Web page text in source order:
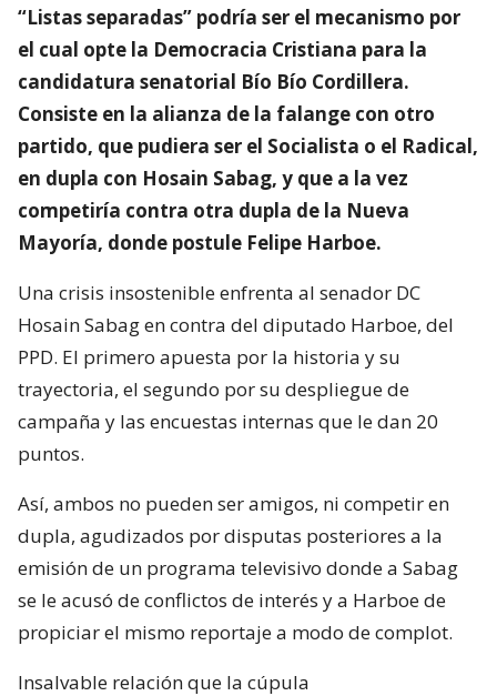
“Listas separadas” podría ser el mecanismo por
el cual opte la Democracia Cristiana para la
candidatura senatorial Bío Bío Cordillera.
Consiste en la alianza de la falange con otro
partido, que pudiera ser el Socialista o el Radical,
en dupla con Hosain Sabag, y que a la vez
competiría contra otra dupla de la Nueva
Mayoría, donde postule Felipe Harboe.
Una crisis insostenible enfrenta al senador DC
Hosain Sabag en contra del diputado Harboe, del
PPD. El primero apuesta por la historia y su
trayectoria, el segundo por su despliegue de
campaña y las encuestas internas que le dan 20
puntos.
Así, ambos no pueden ser amigos, ni competir en
dupla, agudizados por disputas posteriores a la
emisión de un programa televisivo donde a Sabag
se le acusó de conflictos de interés y a Harboe de
propiciar el mismo reportaje a modo de complot.
Insalvable relación que la cúpula